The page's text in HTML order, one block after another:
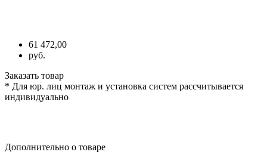
61 472,00
руб.
Заказать товар
* Для юр. лиц монтаж и установка систем рассчитывается
индивидуально
Дополнительно о товаре